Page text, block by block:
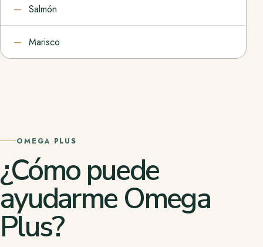
Salmón
Marisco
OMEGA PLUS
¿Cómo puede
ayudarme Omega
Plus?